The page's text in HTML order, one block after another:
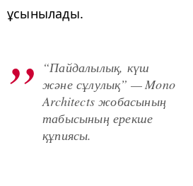
ұсынылады.
“Пайдалылық, күш
және сұлулық” — Mono
Archi­tects жобасының
табысының ерекше
құпиясы.